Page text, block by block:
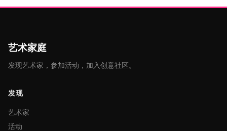
艺术家庭
发现艺术家，参加活动，加入创意社区。
发现
艺术家
活动